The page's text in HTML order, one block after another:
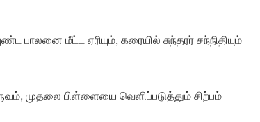
மீட்ட ஏரியும், கரையில் சுந்தரர் சந்நிதியும்
முதலை பிள்ளையை வெளிப்படுத்தும் சிற்பம்